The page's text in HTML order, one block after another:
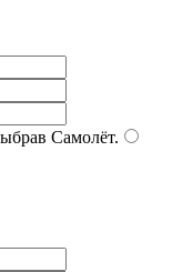
Самолёт.